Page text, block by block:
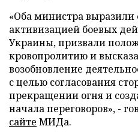
«Оба министра выразили
активизацией боевых
Украины, призвали
кровопролитию и
возобновление
с целью согласования
прекращении огня и
начала переговоров», -
сайте МИДа.